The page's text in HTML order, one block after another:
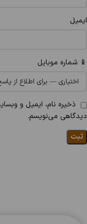
ایمیل
📱 شماره موبایل
ذخیره نام، ایمیل و
دیدگاهی می‌نویسم.